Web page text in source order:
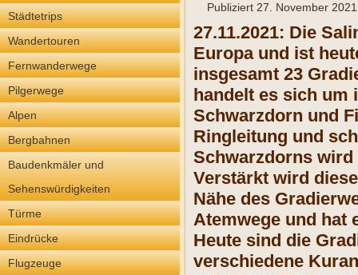
Städtetrips
Wandertouren
Fernwanderwege
Pilgerwege
Alpen
Bergbahnen
Baudenkmäler und
Sehenswürdigkeiten
Türme
Eindrücke
Flugzeuge
Publiziert 27. November 2021
27.11.2021: Die
Europa und ist
insgesamt 23
handelt es sich um
Schwarzdorn und
Ringleitung und
Schwarzdorns
Verstärkt wird
Nähe des
Atemwege und hat
Heute sind die
verschiedene